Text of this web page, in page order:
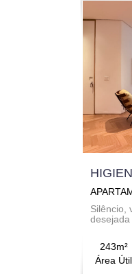
Silêncio,
desejada
243m²
Área Útil